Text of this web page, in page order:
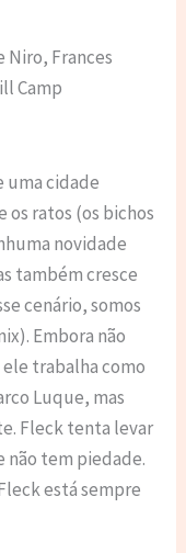
Niro, Frances
Camp
uma cidade
os ratos (os bichos
novidade
também cresce
cenário, somos
Embora não
trabalha como
Luque, mas
Fleck tenta levar
não tem piedade.
está sempre